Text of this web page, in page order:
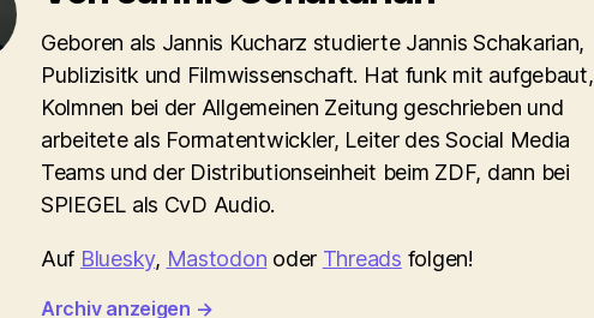
Geboren als Jannis Kucharz studierte Jannis Schakarian,
Publizisitk und Filmwissenschaft. Hat funk mit aufgebaut,
Kolmnen bei der Allgemeinen Zeitung geschrieben und
arbeitete als Formatentwickler, Leiter des Social Media
Teams und der Distributionseinheit beim ZDF, dann bei
SPIEGEL als CvD Audio.
Auf Bluesky, Mastodon oder Threads folgen!
Archiv anzeigen →